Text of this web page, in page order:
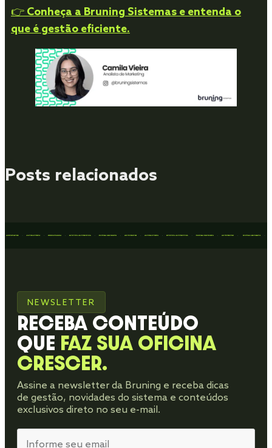
👉 Conheça a Bruning Sistemas e entenda o
que é gestão eficiente.
Posts relacionados
NEWSLETTER
RECEBA CONTEÚDO
QUE FAZ SUA OFICINA
CRESCER.
Assine a newsletter da Bruning e receba dicas
de gestão, novidades do sistema e conteúdos
exclusivos direto no seu e-mail.